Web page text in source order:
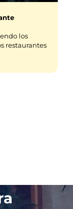
los
restaurantes